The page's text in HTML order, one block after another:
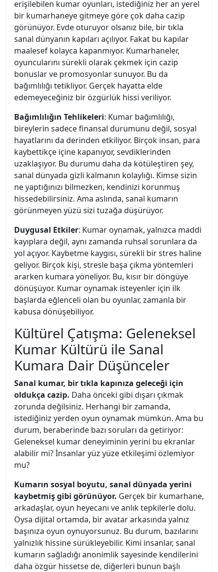
erişilebilen kumar oyunları, istediğiniz her an yerel
bir kumarhaneye gitmeye göre çok daha cazip
görünüyor. Evde oturuyor olsanız bile, bir tıkla
sanal dünyanın kapıları açılıyor. Fakat bu kapılar
maalesef kolayca kapanmıyor. Kumarhaneler,
oyuncularını sürekli olarak çekmek için cazip
bonuslar ve promosyonlar sunuyor. Bu da
bağımlılığı tetikliyor. Gerçek hayatta elde
edemeyeceğiniz bir özgürlük hissi veriliyor.
Bağımlılığın Tehlikeleri: Kumar bağımlılığı,
bireylerin sadece finansal durumunu değil, sosyal
hayatlarını da derinden etkiliyor. Birçok insan, para
kaybettikçe içine kapanıyor, sevdiklerinden
uzaklaşıyor. Bu durumu daha da kötüleştiren şey,
sanal dünyada gizli kalmanın kolaylığı. Kimse sizin
ne yaptığınızı bilmezken, kendinizi korunmuş
hissedebilirsiniz. Ama aslında, sanal kumarın
görünmeyen yüzü sizi tuzağa düşürüyor.
Duygusal Etkiler: Kumar oynamak, yalnızca maddi
kayıplara değil, aynı zamanda ruhsal sorunlara da
yol açıyor. Kaybetme kaygısı, sürekli bir stres haline
geliyor. Birçok kişi, stresle başa çıkma yöntemleri
ararken kumara yöneliyor. Bu, kısır bir döngüye
dönüşüyor. Kumar oynamak isteyenler için ilk
başlarda eğlenceli olan bu oyunlar, zamanla bir
kabusa dönüşebiliyor.
Kültürel Çatışma: Geleneksel
Kumar Kültürü ile Sanal
Kumara Dair Düşünceler
Sanal kumar, bir tıkla kapınıza geleceği için
oldukça cazip. Daha önceki gibi dışarı çıkmak
zorunda değilsiniz. Herhangi bir zamanda,
istediğiniz yerden oyun oynamak mümkün. Ama bu
durum, beraberinde bazı soruları da getiriyor:
Geleneksel kumar deneyiminin yerini bu ekranlar
alabilir mi? İnsanlar yüz yüze etkileşimi özlemiyor
mu?
Kumarın sosyal boyutu, sanal dünyada yerini
kaybetmiş gibi görünüyor. Gerçek bir kumarhane,
arkadaşlar, oyun heyecanı ve anlık tepkilerle dolu.
Oysa dijital ortamda, bir avatar arkasında yalnız
başınıza oyun oynuyorsunuz. Bu durum, bazılarını
yalnızlık hissine sürükleyebilir. Kimi insanlar, sanal
kumarın sağladığı anonimlik sayesinde kendilerini
daha özgür hissetse de, diğerleri bunun başlı